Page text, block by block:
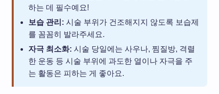
하는 데 필수예요!
보습 관리: 시술 부위가 건조해지지 않도록 보습제
를 꼼꼼히 발라주세요.
자극 최소화: 시술 당일에는 사우나, 찜질방, 격렬
한 운동 등 시술 부위에 과도한 열이나 자극을 주
는 활동은 피하는 게 좋아요.